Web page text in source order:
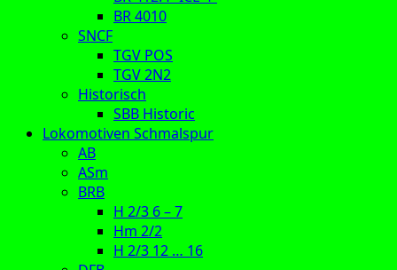
BR 4010
SNCF
TGV POS
TGV 2N2
Historisch
SBB Historic
Lokomotiven Schmalspur
AB
ASm
BRB
H 2/3 6 – 7
Hm 2/2
H 2/3 12 … 16